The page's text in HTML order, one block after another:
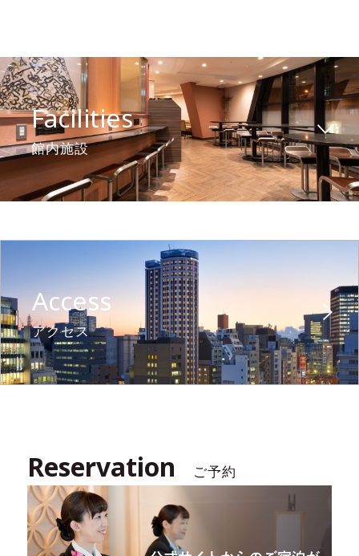
Facilities
館内施設
Access
アクセス
Reservation ご予約